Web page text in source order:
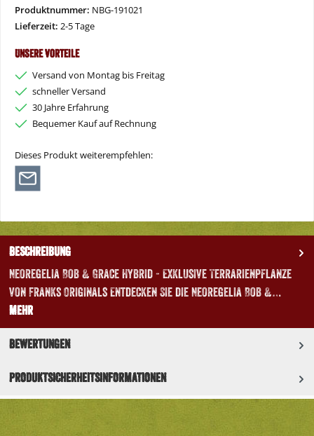
Produktnummer: NBG-191021
Lieferzeit: 2-5 Tage
Unsere Vorteile
Versand von Montag bis Freitag
schneller Versand
30 Jahre Erfahrung
Bequemer Kauf auf Rechnung
Dieses Produkt weiterempfehlen:
Beschreibung
Neoregelia Bob & Grace Hybrid - Exklusive Terrarienpflanze
von Franks Originals Entdecken Sie die Neoregelia Bob &…
Mehr
Bewertungen
Produktsicherheitsinformationen